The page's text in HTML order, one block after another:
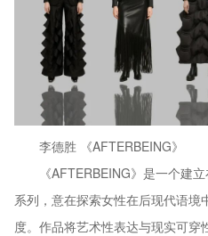
李德胜 《AFTERBEING》
《AFTERBEING》是一个建
系列，意在探索女性在后现代语境
度。作品将艺术性表达与现实可